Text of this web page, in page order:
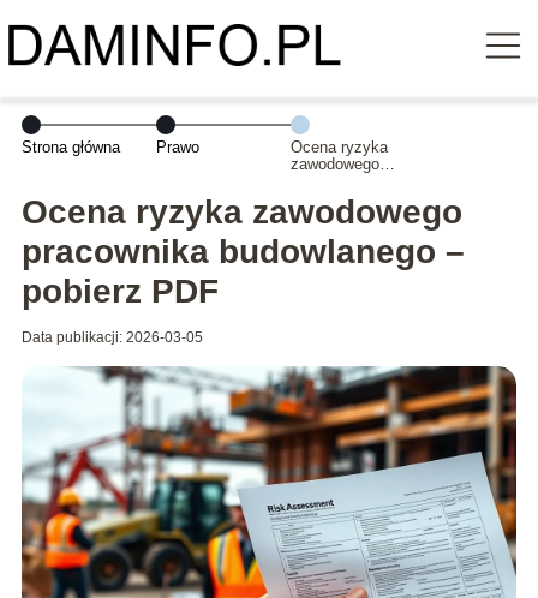
Strona główna Prawo
Ocena ryzyka
zawodowego
budowlanego –
pobierz PDF
Ocena ryzyka zawodowego
pracownika budowlanego –
pobierz PDF
Data publikacji: 2026-03-05